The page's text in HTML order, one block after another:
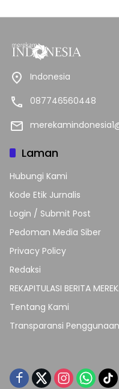
Indonesia
087746560448
Laman
Hubungi Kami
Kode Etik Jurnalis
Login / Submit Post
Pedoman Media Siber
Privacy Policy
Redaksi
REKAPITULASI BERITA
Tentang Kami
Transparansi